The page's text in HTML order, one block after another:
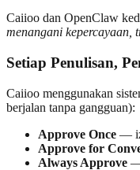
Caiioo dan OpenClaw
menangani kepercayaan,
Setiap Penulisan,
Caiioo menggunakan
berjalan tanpa gangguan):
Approve Once —
Approve for
Always Approve —